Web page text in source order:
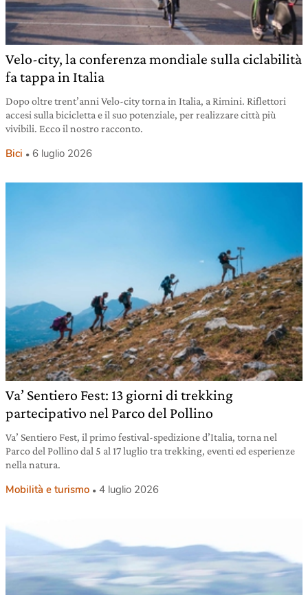
Velo-city, la conferenza mondiale sulla ciclabilità
fa tappa in Italia
Dopo oltre trent’anni Velo-city torna in Italia, a Rimini. Riflettori
accesi sulla bicicletta e il suo potenziale, per realizzare città più
vivibili. Ecco il nostro racconto.
Bici 6 luglio 2026
Va’ Sentiero Fest: 13 giorni di trekking
partecipativo nel Parco del Pollino
Va’ Sentiero Fest, il primo festival-spedizione d’Italia, torna nel
Parco del Pollino dal 5 al 17 luglio tra trekking, eventi ed esperienze
nella natura.
Mobilità e turismo 4 luglio 2026